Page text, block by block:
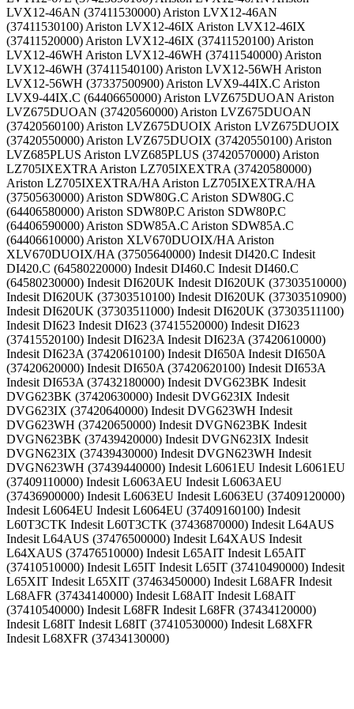
LVX12-46AN (37411530000) Ariston LVX12-46AN
(37411530100) Ariston LVX12-46IX Ariston LVX12-46IX
(37411520000) Ariston LVX12-46IX (37411520100) Ariston
LVX12-46WH Ariston LVX12-46WH (37411540000) Ariston
LVX12-46WH (37411540100) Ariston LVX12-56WH Ariston
LVX12-56WH (37337500900) Ariston LVX9-44IX.C Ariston
LVX9-44IX.C (64406650000) Ariston LVZ675DUOAN Ariston
LVZ675DUOAN (37420560000) Ariston LVZ675DUOAN
(37420560100) Ariston LVZ675DUOIX Ariston LVZ675DUOIX
(37420550000) Ariston LVZ675DUOIX (37420550100) Ariston
LVZ685PLUS Ariston LVZ685PLUS (37420570000) Ariston
LZ705IXEXTRA Ariston LZ705IXEXTRA (37420580000)
Ariston LZ705IXEXTRA/HA Ariston LZ705IXEXTRA/HA
(37505630000) Ariston SDW80G.C Ariston SDW80G.C
(64406580000) Ariston SDW80P.C Ariston SDW80P.C
(64406590000) Ariston SDW85A.C Ariston SDW85A.C
(64406610000) Ariston XLV670DUOIX/HA Ariston
XLV670DUOIX/HA (37505640000) Indesit DI420.C Indesit
DI420.C (64580220000) Indesit DI460.C Indesit DI460.C
(64580230000) Indesit DI620UK Indesit DI620UK (37303510000)
Indesit DI620UK (37303510100) Indesit DI620UK (37303510900)
Indesit DI620UK (37303511000) Indesit DI620UK (37303511100)
Indesit DI623 Indesit DI623 (37415520000) Indesit DI623
(37415520100) Indesit DI623A Indesit DI623A (37420610000)
Indesit DI623A (37420610100) Indesit DI650A Indesit DI650A
(37420620000) Indesit DI650A (37420620100) Indesit DI653A
Indesit DI653A (37432180000) Indesit DVG623BK Indesit
DVG623BK (37420630000) Indesit DVG623IX Indesit
DVG623IX (37420640000) Indesit DVG623WH Indesit
DVG623WH (37420650000) Indesit DVGN623BK Indesit
DVGN623BK (37439420000) Indesit DVGN623IX Indesit
DVGN623IX (37439430000) Indesit DVGN623WH Indesit
DVGN623WH (37439440000) Indesit L6061EU Indesit L6061EU
(37409110000) Indesit L6063AEU Indesit L6063AEU
(37436900000) Indesit L6063EU Indesit L6063EU (37409120000)
Indesit L6064EU Indesit L6064EU (37409160100) Indesit
L60T3CTK Indesit L60T3CTK (37436870000) Indesit L64AUS
Indesit L64AUS (37476500000) Indesit L64XAUS Indesit
L64XAUS (37476510000) Indesit L65AIT Indesit L65AIT
(37410510000) Indesit L65IT Indesit L65IT (37410490000) Indesit
L65XIT Indesit L65XIT (37463450000) Indesit L68AFR Indesit
L68AFR (37434140000) Indesit L68AIT Indesit L68AIT
(37410540000) Indesit L68FR Indesit L68FR (37434120000)
Indesit L68IT Indesit L68IT (37410530000) Indesit L68XFR
Indesit L68XFR (37434130000)